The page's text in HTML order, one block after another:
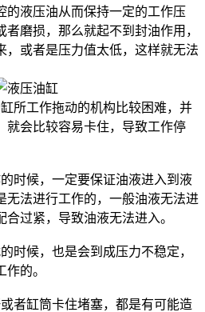
的液压油从而保持一定的工作压
磨损，那么就起不到封油作用，
，或者是压力值太低，这样就无法
工作拖动的机构比较困难，并
就会比较容易卡住，导致工作停
候，一定要保证油液进入到液
无法进行工作的，一般油液无法进
过紧，导致油液无法进入。
候，也是会到成压力不稳定，
的。
缸筒卡住堵塞，都是有可能造